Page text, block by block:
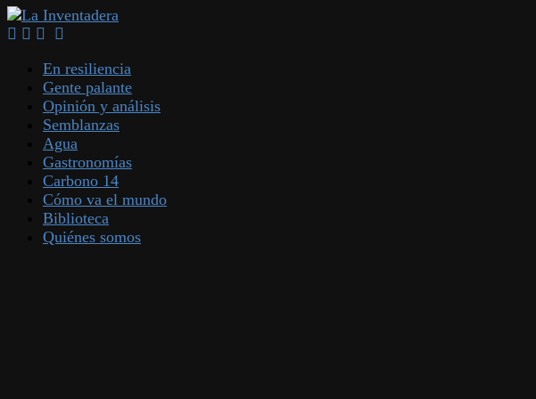
En resiliencia
Gente palante
Opinión y análisis
Semblanzas
Agua
Gastronomías
Carbono 14
Cómo va el mundo
Biblioteca
Quiénes somos